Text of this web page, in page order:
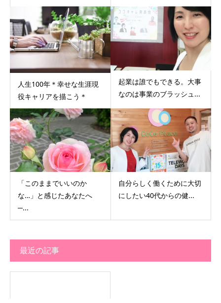
人生100年＊幸せな生涯現
役キャリアを描こう＊
起業は誰でもできる。大事
なのは事業のブラッシュ...
「このままでいいのか
な…」と感じたあなたへ
─...
自分らしく働くために大切
にしたい40代からの健...
最近の記事